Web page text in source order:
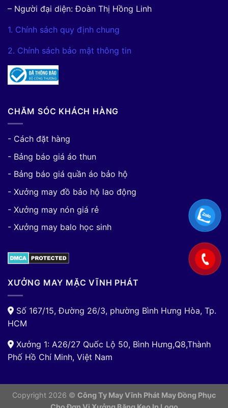
– Người đại diện: Đoàn Thị Hồng Linh
1. Chính sách quy định chung
2. Chính sách bảo mật thông tin
CHĂM SÓC KHÁCH HÀNG
- Cách đặt hàng
- Bảng báo giá áo thun
- Bảng báo giá quần áo bảo hộ
- Xưởng may đồ bảo hộ lao động
- Xưởng may nón giá rẻ
- Xưởng may balo học sinh
XƯỞNG MAY MẶC VĨNH PHÁT
Số 167/15, Đường 26/3, phường Bình Hưng Hòa, Tp.
HCM
Xưởng 1: A26/27 Quốc Lộ 50, Bình Hưng,Q8,Thành
Phố Hồ Chí Minh, Việt Nam
Copyright 2026 © Công Ty May Vĩnh Phát May Đồng Phục